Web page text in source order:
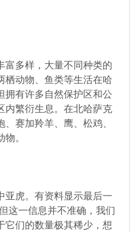
富多样，大量不同种类的
栖动物、鱼类等生活在哈
拥有许多自然保护区和公
内繁衍生息。在北哈萨克
赛加羚羊、鹰、松鸡、
。
亚虎。有资料显示最后一
这一信息并不准确，我们
它们的数量极其稀少，想